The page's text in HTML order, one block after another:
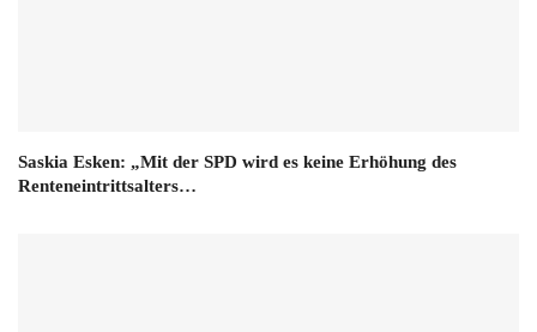
Saskia Esken: „Mit der SPD wird es keine Erhöhung des
Renteneintrittsalters…